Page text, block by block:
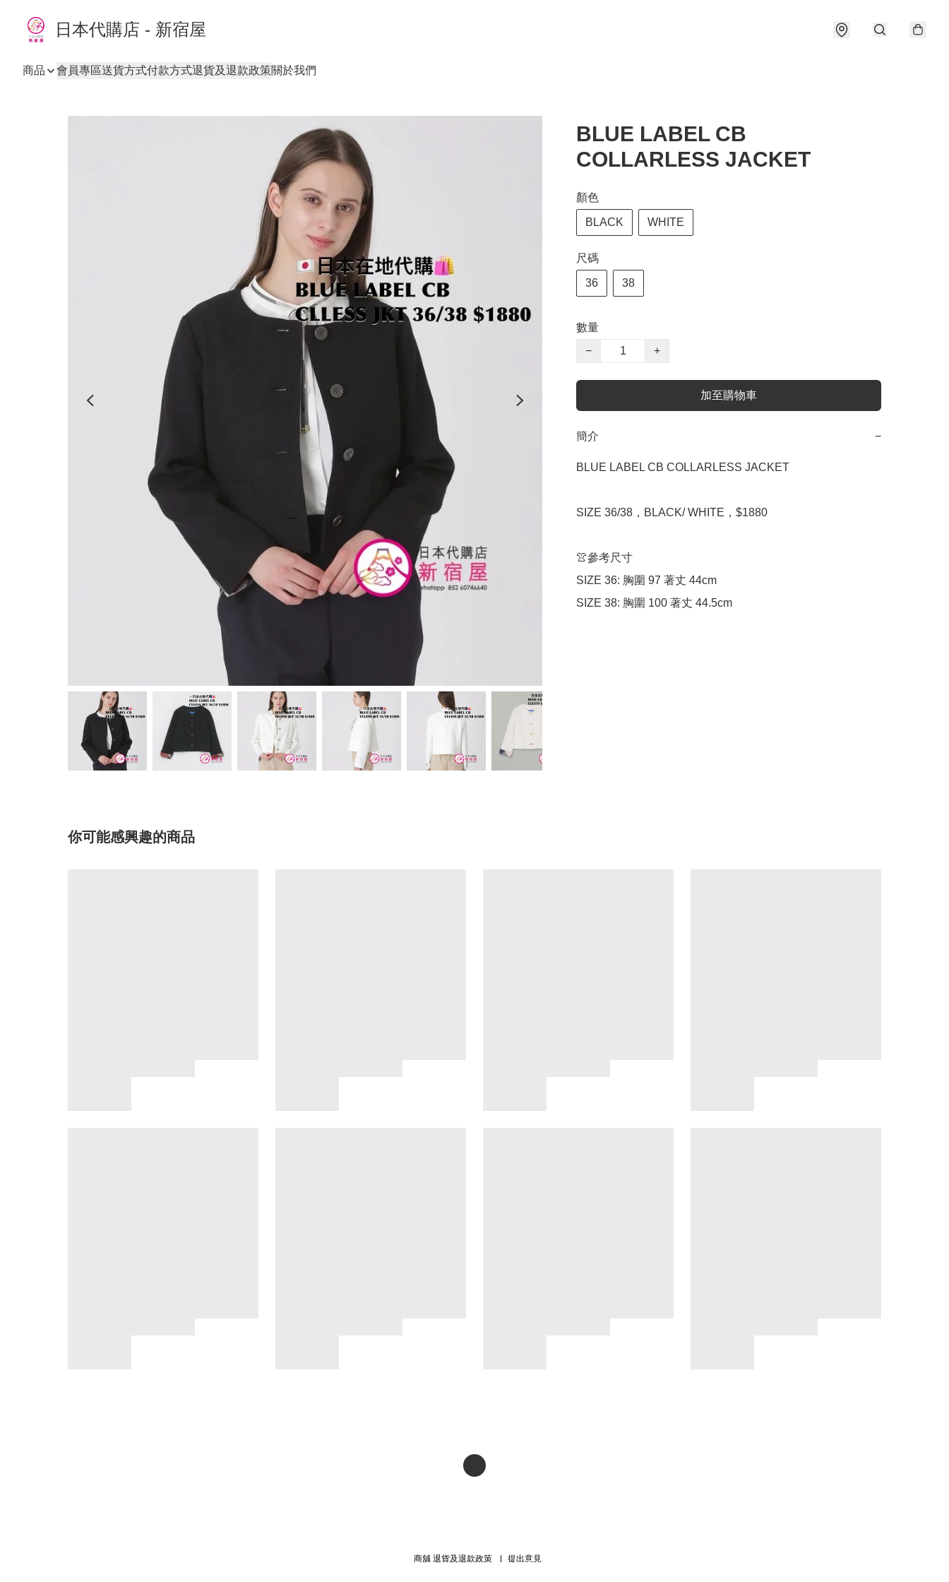
日本代購店 - 新宿屋
商品 會員專區送貨方式付款方式退貨及退款政策關於我們
BLUE LABEL CB
COLLARLESS JACKET
顏色
BLACK WHITE
尺碼
36 38
數量
−
+
加至購物車
簡介 −
BLUE LABEL CB COLLARLESS JACKET
SIZE 36/38，BLACK/ WHITE，$1880
👚參考尺寸
SIZE 36: 胸圍 97 著丈 44cm
SIZE 38: 胸圍 100 著丈 44.5cm
你可能感興趣的商品
商舖 退貨及退款政策 提出意見